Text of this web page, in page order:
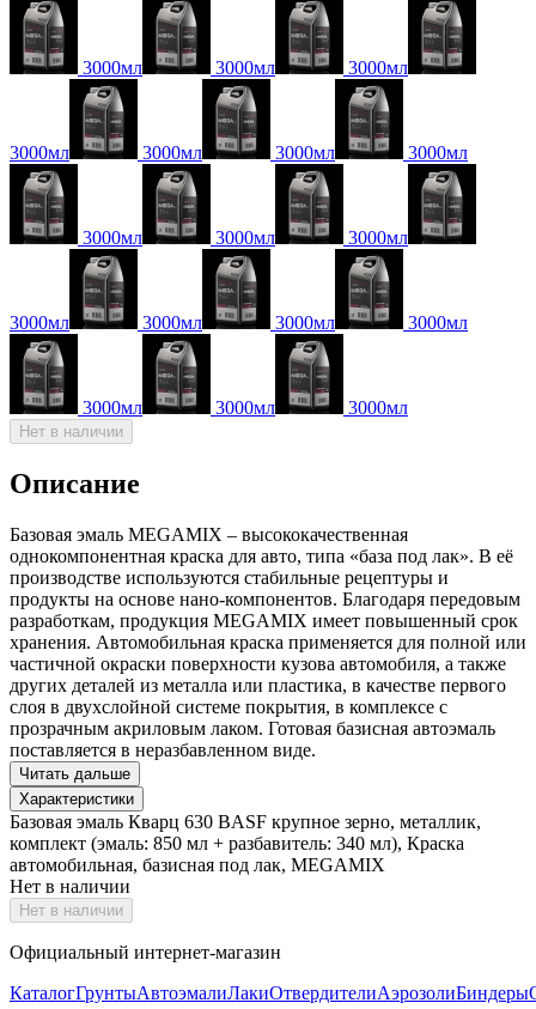
3000мл 3000мл 3000мл
3000мл 3000мл 3000мл 3000мл
3000мл 3000мл 3000мл
3000мл 3000мл 3000мл 3000мл
3000мл 3000мл 3000мл
Нет в наличии
Описание
Базовая эмаль MEGAMIX – высококачественная
однокомпонентная краска для авто, типа «база под лак». В её
производстве используются стабильные рецептуры и
продукты на основе нано-компонентов. Благодаря передовым
разработкам, продукция MEGAMIX имеет повышенный срок
хранения. Автомобильная краска применяется для полной или
частичной окраски поверхности кузова автомобиля, а также
других деталей из металла или пластика, в качестве первого
слоя в двухслойной системе покрытия, в комплексе с
прозрачным акриловым лаком. Готовая базисная автоэмаль
поставляется в неразбавленном виде.
Читать дальше
Характеристики
Базовая эмаль Кварц 630 BASF крупное зерно, металлик,
комплект (эмаль: 850 мл + разбавитель: 340 мл), Краска
автомобильная, базисная под лак, MEGAMIX
Нет в наличии
Нет в наличии
Официальный интернет-магазин
КаталогГрунтыАвтоэмалиЛакиОтвердителиАэрозолиБиндеры